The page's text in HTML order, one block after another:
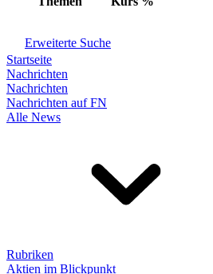
Erweiterte Suche
Startseite
Nachrichten
Nachrichten
Nachrichten auf FN
Alle News
Rubriken
Aktien im Blickpunkt